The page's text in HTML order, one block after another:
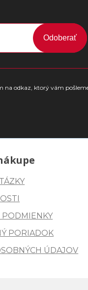
Odoberať
na odkaz, ktorý vám
PORIADOK
ÚDAJOV